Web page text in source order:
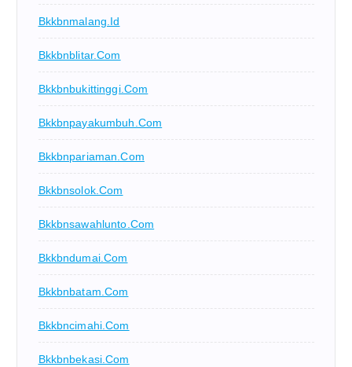
Bkkbnmalang.id
Bkkbnblitar.com
Bkkbnbukittinggi.com
Bkkbnpayakumbuh.com
Bkkbnpariaman.com
Bkkbnsolok.com
Bkkbnsawahlunto.com
Bkkbndumai.com
Bkkbnbatam.com
Bkkbncimahi.com
Bkkbnbekasi.com